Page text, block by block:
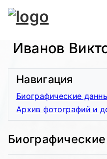
Иванов
Навигация
Биографические
Архив фотографий и